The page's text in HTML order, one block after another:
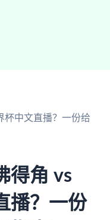
杯中文直播？一份给
得角 vs
播？一份